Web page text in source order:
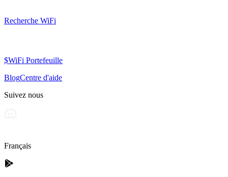
Recherche WiFi
$WiFi Portefeuille
BlogCentre d'aide
Suivez nous
Français